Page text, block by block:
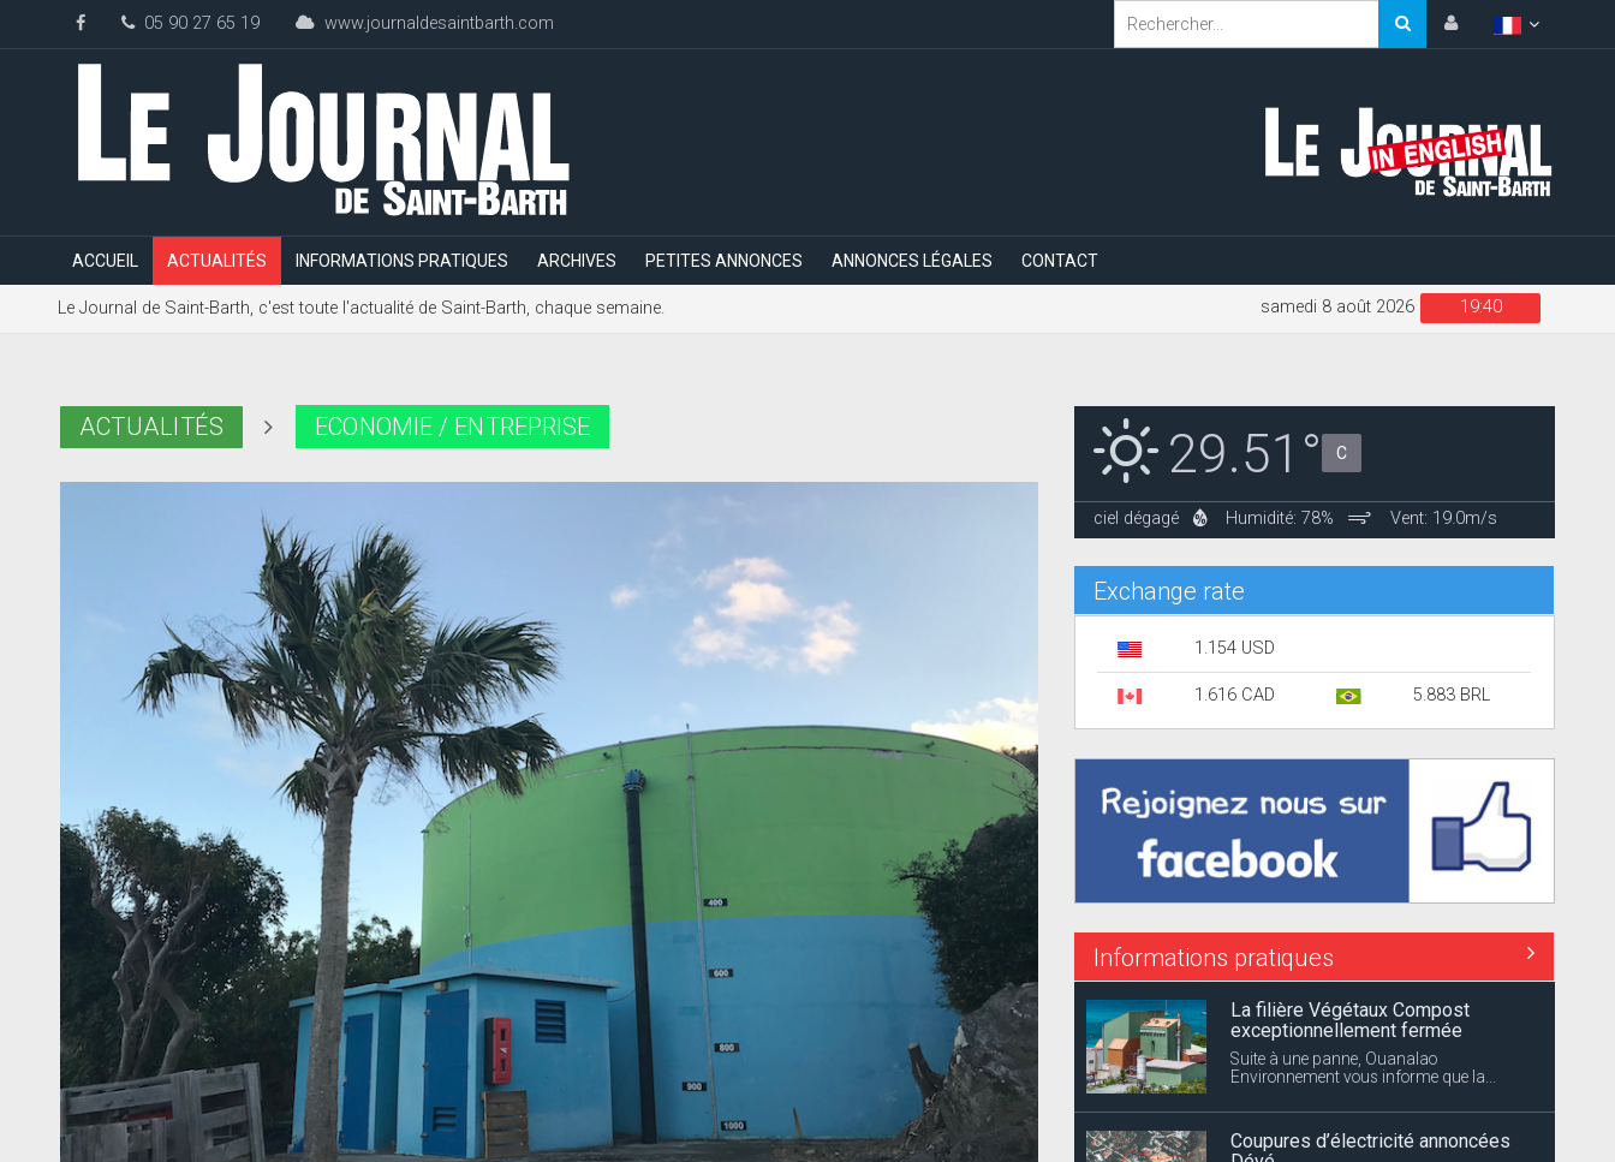
05 90 27 65 19 www.journaldesaintbarth.com
ACCUEIL ACTUALITÉS INFORMATIONS PRATIQUES ARCHIVES PETITES ANNONCES ANNONCES LÉGALES CONTACT
Le Journal de Saint-Barth, c'est toute l'actualité de Saint-Barth, chaque semaine. 19:40
samedi 8 août 2026
ACTUALITÉS ECONOMIE / ENTREPRISE 29.51° C
ciel dégagé Humidité: 78% Vent: 19.0m/s
Exchange rate
1.154 USD
1.616 CAD 5.883 BRL
Informations pratiques
La filière Végétaux Compost
exceptionnellement fermée
Suite à une panne, Ouanalao
Environnement vous informe que la...
Coupures d’électricité annoncées